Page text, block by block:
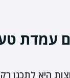
עמדת
היא לתכנן